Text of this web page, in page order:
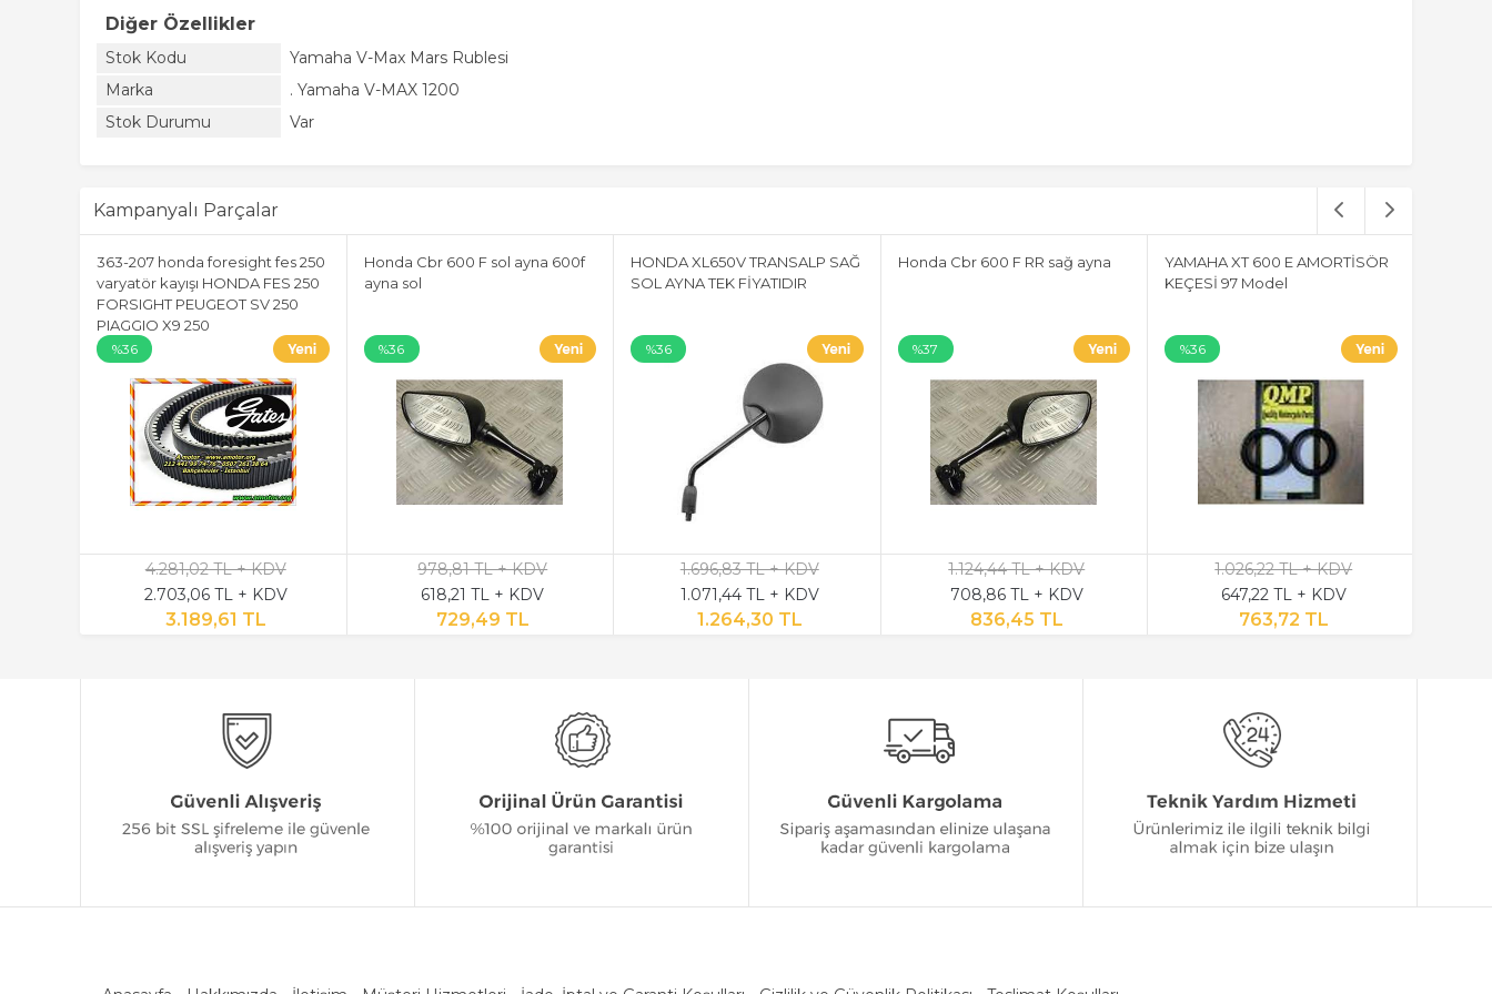
Diğer Özellikler
Stok Kodu
Yamaha V-Max Mars Rublesi
Marka
. Yamaha V-MAX 1200
Stok Durumu
Var
Kampanyalı Parçalar
363-207 honda foresight fes 250
varyatör kayışı HONDA FES 250
FORSIGHT PEUGEOT SV 250
PIAGGIO X9 250
%36
4.281,02 TL + KDV
2.703,06 TL + KDV
3.189,61 TL
Honda Cbr 600 F sol ayna 600f
ayna sol
%36
978,81 TL + KDV
618,21 TL + KDV
729,49 TL
HONDA XL650V TRANSALP SAĞ
SOL AYNA TEK FİYATIDIR
%36
1.696,83 TL + KDV
1.071,44 TL + KDV
1.264,30 TL
Honda Cbr 600 F RR sağ ayna
%37
1.124,44 TL + KDV
708,86 TL + KDV
836,45 TL
YAMAHA XT 600 E AMORTİSÖR
KEÇESİ 97 Model
%36
1.026,22 TL + KDV
647,22 TL + KDV
763,72 TL